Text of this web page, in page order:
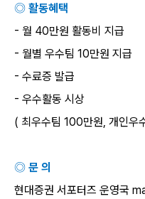
◎ 활동혜택
- 월 40만원 활동비 지급
- 월별 우수팀 10만원 지급
- 수료증 발급
- 우수활동 시상
( 최우수팀 100만원, 개인우
◎ 문 의
현대증권 서포터즈 운영국